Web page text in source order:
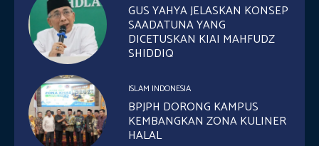
GUS YAHYA JELASKAN KONSEP
SAADATUNA YANG
DICETUSKAN KIAI MAHFUDZ
SHIDDIQ
ISLAM INDONESIA
BPJPH DORONG KAMPUS
KEMBANGKAN ZONA KULINER
HALAL